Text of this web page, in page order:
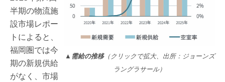
▲ 需給の推移（クリックで拡大、出所：ジョーンズ
ラングラサール）
半期の物流施
設市場レポー
トによると、
福岡圏では今
期の新規供給
がなく、市場